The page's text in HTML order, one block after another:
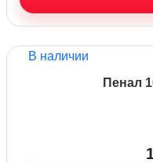
В наличии
Пенал